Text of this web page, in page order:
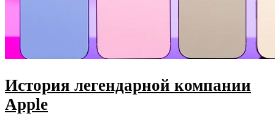
История легендарной компании
Apple